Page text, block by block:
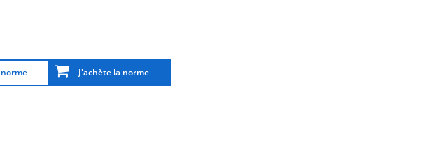
J'achète la norme